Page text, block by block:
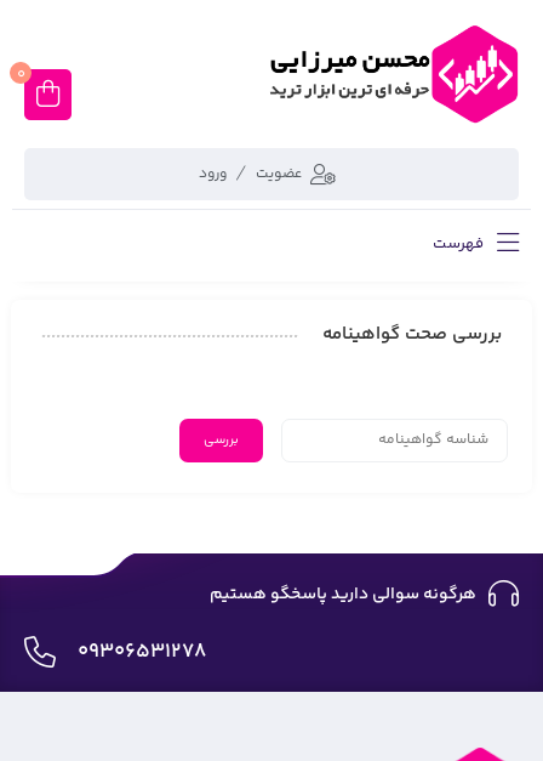
عضویت ورود
0
فهرست
بررسی صحت گواهینامه
هرگونه سوالی دارید پاسخگو هستیم
09306531278